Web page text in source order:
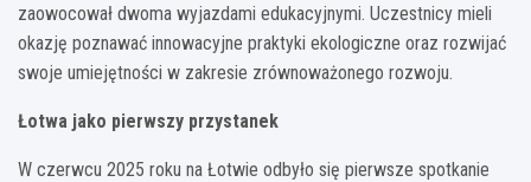
zaowocował dwoma wyjazdami edukacyjnymi. Uczestnicy mieli
okazję poznawać innowacyjne praktyki ekologiczne oraz rozwijać
swoje umiejętności w zakresie zrównoważonego rozwoju.
Łotwa jako pierwszy przystanek
W czerwcu 2025 roku na Łotwie odbyło się pierwsze spotkanie